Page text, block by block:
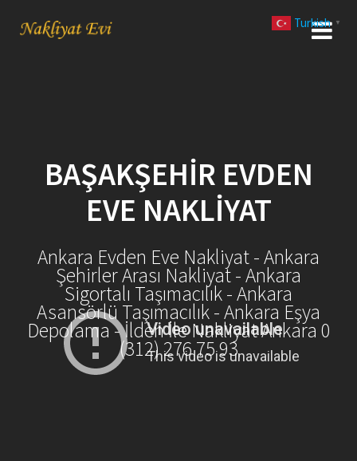
BAŞAKŞEHIR EVDEN
EVE NAKLIYAT
Ankara Evden Eve Nakliyat - Ankara
Şehirler Arası Nakliyat - Ankara
Sigortalı Taşımacılık - Ankara
Asansörlü Taşımacılık - Ankara Eşya
Depolama - İlden İle Nakliyat Ankara 0
(312) 276 75 93
Turkish ▼